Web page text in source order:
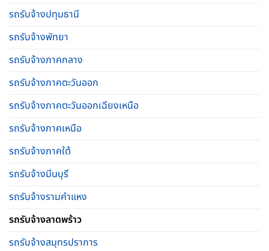
รถรับจ้างปทุมธานี
รถรับจ้างพัทยา
รถรับจ้างภาคกลาง
รถรับจ้างภาคตะวันออก
รถรับจ้างภาคตะวันออกเฉียงเหนือ
รถรับจ้างภาคเหนือ
รถรับจ้างภาคใต้
รถรับจ้างมีนบุรี
รถรับจ้างรามคําแหง
รถรับจ้างลาดพร้าว
รถรับจ้างสมุทรปราการ